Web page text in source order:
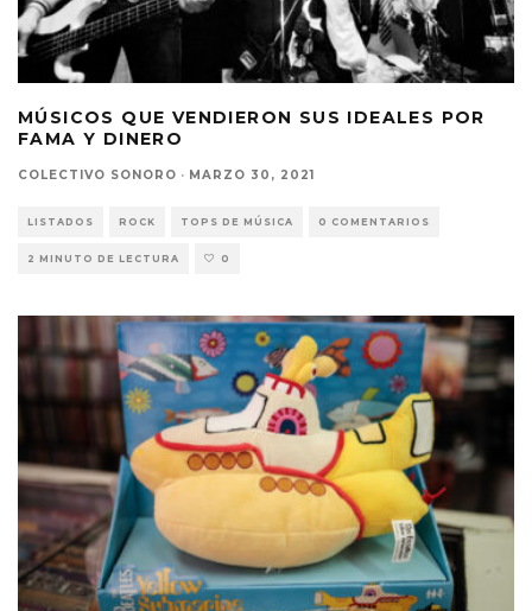
MÚSICOS QUE VENDIERON SUS IDEALES POR
FAMA Y DINERO
COLECTIVO SONORO · MARZO 30, 2021
LISTADOS ROCK TOPS DE MÚSICA 0 COMENTARIOS
2 MINUTO DE LECTURA 0